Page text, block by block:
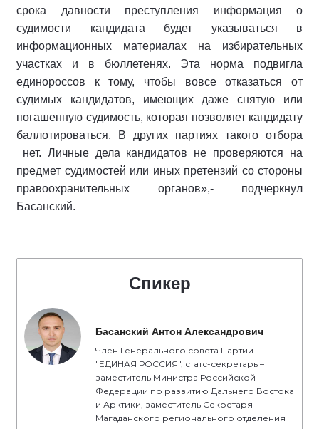
срока давности преступления информация о
судимости кандидата будет указываться в
информационных материалах на избирательных
участках и в бюллетенях. Эта норма подвигла
единороссов к тому, чтобы вовсе отказаться от
судимых кандидатов, имеющих даже снятую или
погашенную судимость, которая позволяет кандидату
баллотироваться. В других партиях такого отбора
нет. Личные дела кандидатов не проверяются на
предмет судимостей или иных претензий со стороны
правоохранительных органов»,- подчеркнул
Басанский.
Спикер
Басанский Антон Александрович
Член Генерального совета Партии
"ЕДИНАЯ РОССИЯ", статс-секретарь –
заместитель Министра Российской
Федерации по развитию Дальнего Востока
и Арктики, заместитель Секретаря
Магаданского регионального отделения